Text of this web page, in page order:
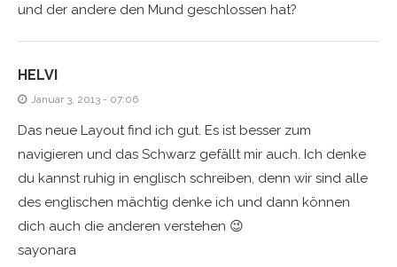
und der andere den Mund geschlossen hat?
HELVI
Januar 3, 2013 - 07:06
Das neue Layout find ich gut. Es ist besser zum
navigieren und das Schwarz gefällt mir auch. Ich denke
du kannst ruhig in englisch schreiben, denn wir sind alle
des englischen mächtig denke ich und dann können
dich auch die anderen verstehen 😉
sayonara